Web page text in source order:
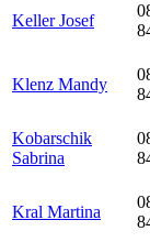
Keller Josef
Klenz Mandy
Kobarschik
Sabrina
Kral Martina